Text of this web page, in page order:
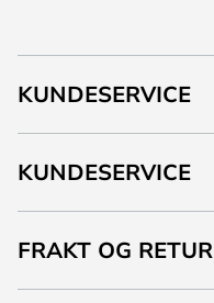
KUNDESERVICE
KUNDESERVICE
FRAKT OG RETUR